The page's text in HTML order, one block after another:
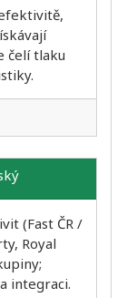
čelí tlaku
(Fast ČR /
Royal
integraci.